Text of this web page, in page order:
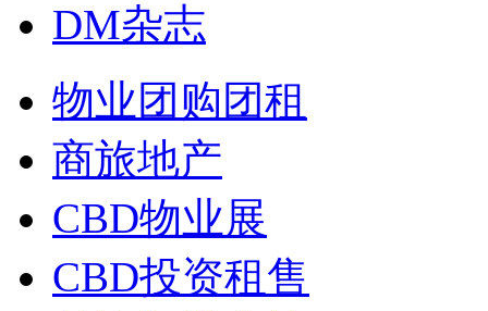
DM杂志
物业团购团租
商旅地产
CBD物业展
CBD投资租售